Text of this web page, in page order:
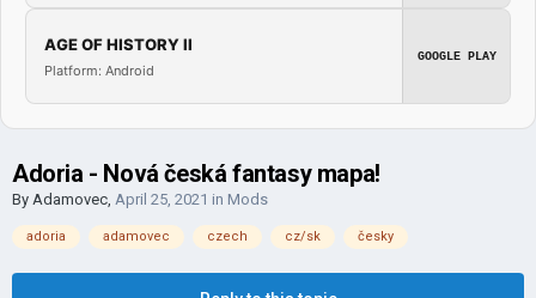
AGE OF HISTORY II
Platform: Android
GOOGLE PLAY
Adoria - Nová česká fantasy mapa!
By Adamovec, April 25, 2021 in Mods
adoria adamovec czech cz/sk česky